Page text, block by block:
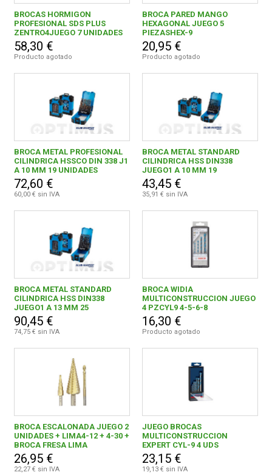
Mini herramientas DIY 515
Generadores 114
Soldadoras 293
Brocas metal 314
74
286
Brocas pared y cinceles
Brocas madera
Sierras 83
Fresas 47
Discos 227
Carpinteria
Construcción 309
Equipacion de taller 43
Limpieza 53
BROCAS HORMIGON
PROFESIONAL SDS PLUS
ZENTRO4JUEGO 7 UNIDADES
DE 5 A 12 MM
58,30 €
Producto agotado
BROCA PARED MANGO
HEXAGONAL JUEGO 5
PIEZASHEX-9
20,95 €
Producto agotado
BROCA METAL PROFESIONAL
CILINDRICA HSSCO DIN 338 J1
A 10 MM 19 UNIDADES
72,60 €
60,00 € sin IVA
BROCA METAL STANDARD
CILINDRICA HSS DIN338
JUEGO1 A 10 MM 19
UNIDADES
43,45 €
35,91 € sin IVA
BROCA METAL STANDARD
CILINDRICA HSS DIN338
JUEGO1 A 13 MM 25
UNIDADES
90,45 €
74,75 € sin IVA
BROCA WIDIA
MULTICONSTRUCCION JUEGO
4 PZCYL9 4-5-6-8
16,30 €
Producto agotado
BROCA ESCALONADA JUEGO 2
UNIDADES + LIMA4-12 + 4-30 +
BROCA FRESA LIMA
26,95 €
22,27 € sin IVA
JUEGO BROCAS
MULTICONSTRUCCION
EXPERT CYL-9 4 UDS
23,15 €
19,13 € sin IVA
FERROVICMAR
GUÍAS
ENVÍOS
DEVOLUCIONES
FORMAS DE PAGO
CONDICIONES